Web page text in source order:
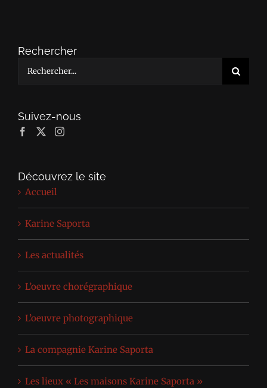
Rechercher
Rechercher:
Suivez-nous
Découvrez le site
Accueil
Karine Saporta
Les actualités
L’oeuvre chorégraphique
L’oeuvre photographique
La compagnie Karine Saporta
Les lieux « Les maisons Karine Saporta »